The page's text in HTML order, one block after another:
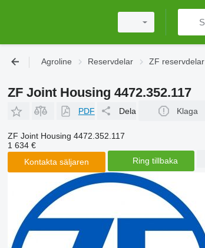
Agroline Reservdelar ZF reservdelar
ZF Joint Housing 4472.352.117
PDF Dela Klaga
ZF Joint Housing 4472.352.117
1 634 €
Kontakta säljaren
Ring tillbaka